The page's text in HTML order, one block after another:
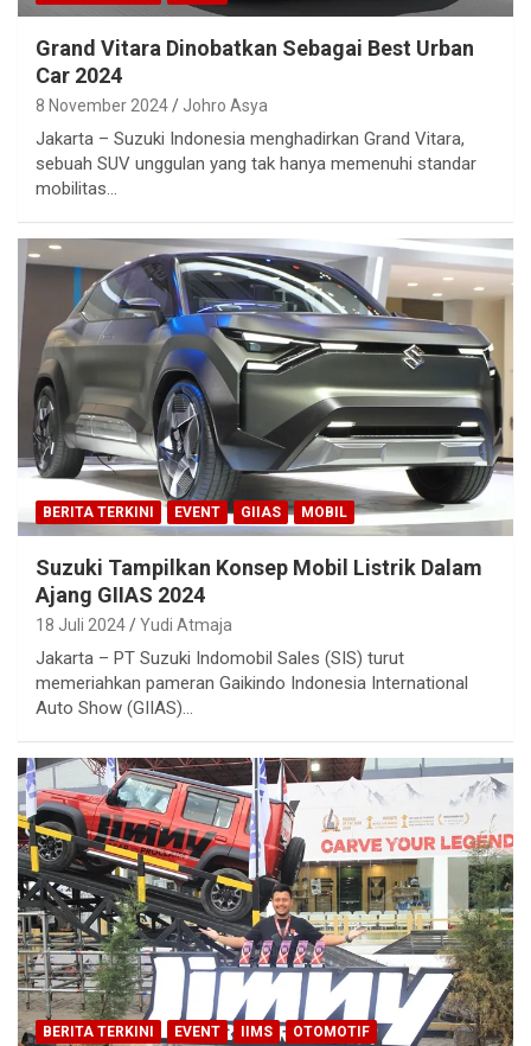
Grand Vitara Dinobatkan Sebagai Best Urban
Car 2024
8 November 2024 Johro Asya
Jakarta – Suzuki Indonesia menghadirkan Grand Vitara,
sebuah SUV unggulan yang tak hanya memenuhi standar
mobilitas…
BERITA TERKINI EVENT GIIAS MOBIL
Suzuki Tampilkan Konsep Mobil Listrik Dalam
Ajang GIIAS 2024
18 Juli 2024 Yudi Atmaja
Jakarta – PT Suzuki Indomobil Sales (SIS) turut
memeriahkan pameran Gaikindo Indonesia International
Auto Show (GIIAS)…
BERITA TERKINI EVENT IIMS OTOMOTIF